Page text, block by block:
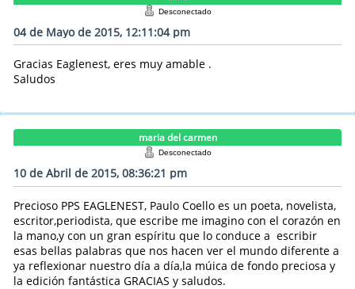
Desconectado
04 de Mayo de 2015, 12:11:04 pm
Gracias Eaglenest, eres muy amable .
Saludos
maria del carmen
Desconectado
10 de Abril de 2015, 08:36:21 pm
Precioso PPS EAGLENEST, Paulo Coello es un poeta, novelista,
escritor,periodista, que escribe me imagino con el corazón en
la mano,y con un gran espíritu que lo conduce a escribir
esas bellas palabras que nos hacen ver el mundo diferente a
ya reflexionar nuestro día a día,la múica de fondo preciosa y
la edición fantástica GRACIAS y saludos.